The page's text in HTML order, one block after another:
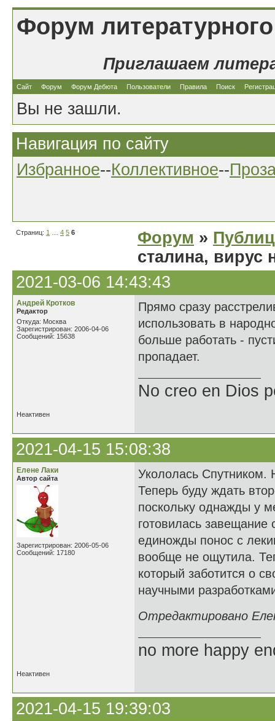
Форум
Приглашаем
Сайт Форум Форум Дебюта Пользователи Правила Поиск
Вы не зашли.
Навигация по сайту
Избранное--Коллективное--
Страниц: 1 4 5 6 Форум »
сталина, вирус
2021-03-06 14:43:43
Андрей Кротков
Редактор
Откуда: Москва
Зарегистрирован: 2006-04-06
Сообщений: 15638
Прямо сразу
использовать в
больше работать -
пропадает.
No creo en Dios
Неактивен
2021-04-15 15:08:38
Елене Лаки
Автор сайта
Зарегистрирован: 2006-05-06
Сообщений: 17180
Укололась Спутником.
Теперь буду ждать
поскольку однажды у
готовилась завещание
единожды понос с
вообще не ощутила.
который заботится о
научными
Отредактировано
no more happy
Неактивен
2021-04-15 19:39:03